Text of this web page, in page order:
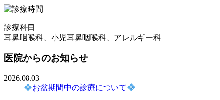
診療科目
耳鼻咽喉科、小児耳鼻咽喉科、アレルギー科
医院からのお知らせ
2026.08.03
お盆期間中の診療について